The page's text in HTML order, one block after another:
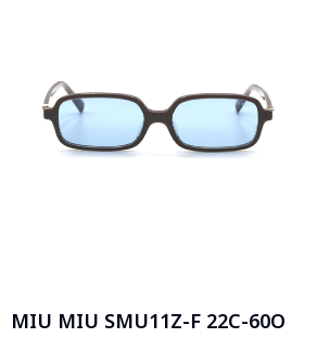
MIU MIU SMU11Z-F 22C-60O